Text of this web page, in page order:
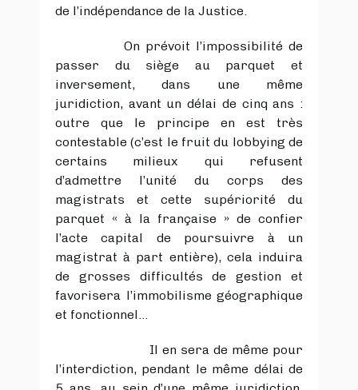
de l’indépendance de la Justice.
On prévoit l’impossibilité de
passer du siège au parquet et
inversement, dans une même
juridiction, avant un délai de cinq ans :
outre que le principe en est très
contestable (c’est le fruit du lobbying de
certains milieux qui refusent
d’admettre l’unité du corps des
magistrats et cette supériorité du
parquet « à la française » de confier
l’acte capital de poursuivre à un
magistrat à part entière), cela induira
de grosses difficultés de gestion et
favorisera l’immobilisme géographique
et fonctionnel…
Il en sera de même pour
l’interdiction, pendant le même délai de